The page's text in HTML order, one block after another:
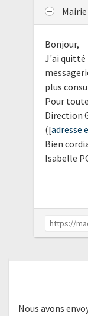
Bonjour,
J'ai quitté
plus
Pour
Direction
([adresse
Bien
Isabelle
Nous avons